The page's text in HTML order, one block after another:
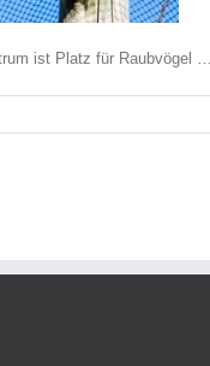
ist Platz für Raubvögel …